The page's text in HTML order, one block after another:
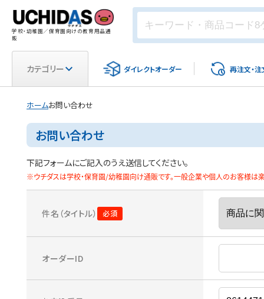
学校・幼稚園／保育園向けの教育用品通
販
カテゴリー ダイレクトオーダー 再注文・注
ホームお問い合わせ
お問い合わせ
下記フォームにご記入のうえ送信してください。
※ウチダスは学校・保育園/幼稚園向け通販です。一般企業や個人のお客様は
件名（タイトル）
オーダーID